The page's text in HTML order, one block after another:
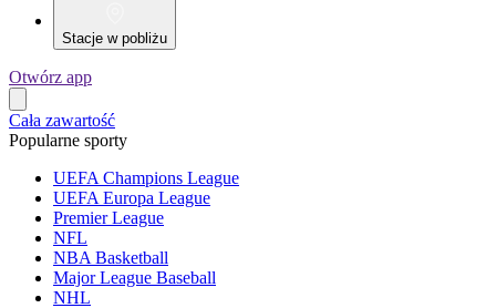
Stacje w pobliżu
Otwórz app
Cała zawartość
Popularne sporty
UEFA Champions League
UEFA Europa League
Premier League
NFL
NBA Basketball
Major League Baseball
NHL